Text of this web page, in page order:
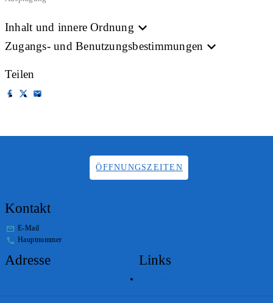
Inhalt und innere Ordnung
Zugangs- und Benutzungsbestimmungen
Teilen
ÖFFNUNGSZEITEN
Kontakt
E-Mail
Hauptnummer
Adresse Links